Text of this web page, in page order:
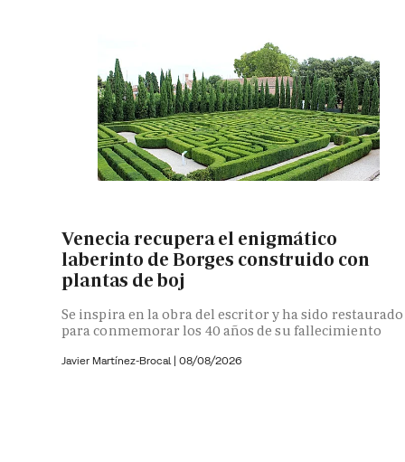
Venecia recupera el enigmático
laberinto de Borges construido con
plantas de boj
Se inspira en la obra del escritor y ha sido restaurado
para conmemorar los 40 años de su fallecimiento
Javier Martínez-Brocal | 08/08/2026